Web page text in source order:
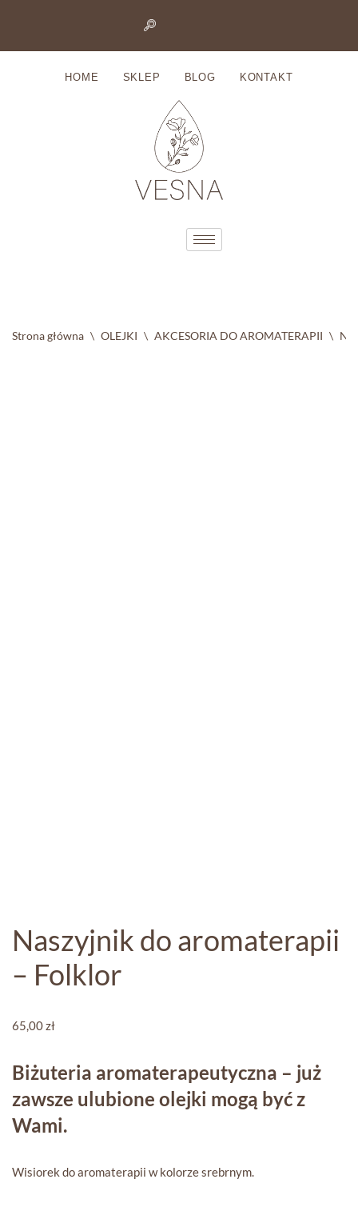
HOME SKLEP BLOG KONTAKT
Strona główna \ OLEJKI \ AKCESORIA DO AROMATERAPII \
Naszyjnik do aromaterapii
– Folklor
65,00zł
Biżuteria aromaterapeutyczna – już
zawsze ulubione olejki mogą być z
Wami.
Wisiorek do aromaterapii w kolorze srebrnym.